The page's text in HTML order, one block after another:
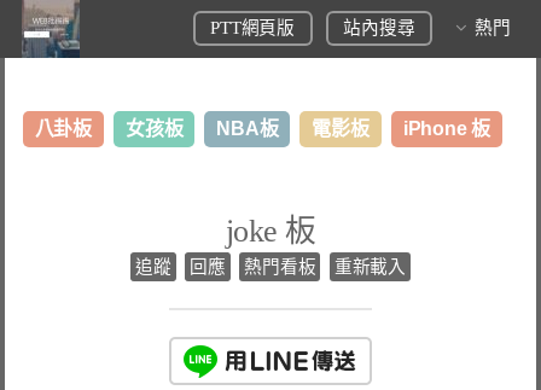
PTT網頁版 站內搜尋 熱門
八卦板 女孩板 NBA板 電影板 iPhone 板
joke 板
追蹤 回應 熱門看板 重新載入